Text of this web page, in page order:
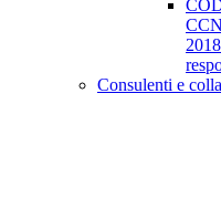
Consulenti e